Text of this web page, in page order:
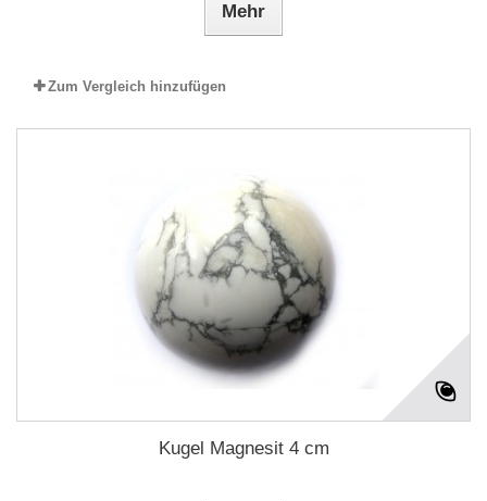
Mehr
Zum Vergleich hinzufügen
Kugel Magnesit 4 cm